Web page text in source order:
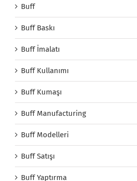
Buff
Buff Baskı
Buff İmalatı
Buff Kullanımı
Buff Kumaşı
Buff Manufacturing
Buff Modelleri
Buff Satışı
Buff Yaptırma